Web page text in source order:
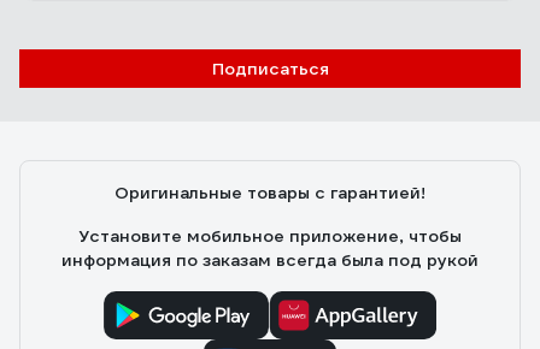
Подписаться
Оригинальные товары с гарантией!
Установите мобильное приложение, чтобы
информация по заказам всегда была под рукой